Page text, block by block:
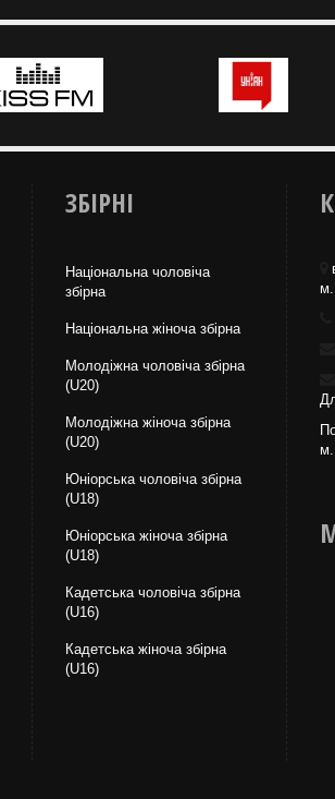
ЗБІРНІ
Національна чоловіча
збірна
Національна жiноча збірна
Молодіжна чоловіча збірна
(U20)
Молодіжна жіноча збірна
(U20)
Юніорська чоловіча збірна
(U18)
Юніорська жіноча збірна
(U18)
Кадетська чоловіча збірна
(U16)
Кадетська жіноча збірна
(U16)
м.